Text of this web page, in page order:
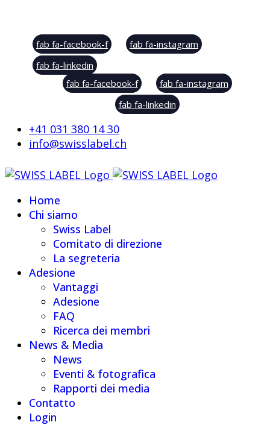
fab fa-facebook-f
fab fa-instagram
fab fa-linkedin
fab fa-facebook-f
fab fa-instagram
fab fa-linkedin
+41 031 380 14 30
info@swisslabel.ch
Home
Chi siamo
Swiss Label
Comitato di direzione
La segreteria
Adesione
Vantaggi
Adesione
FAQ
Ricerca dei membri
News & Media
News
Eventi & fotografica
Rapporti dei media
Contatto
Login